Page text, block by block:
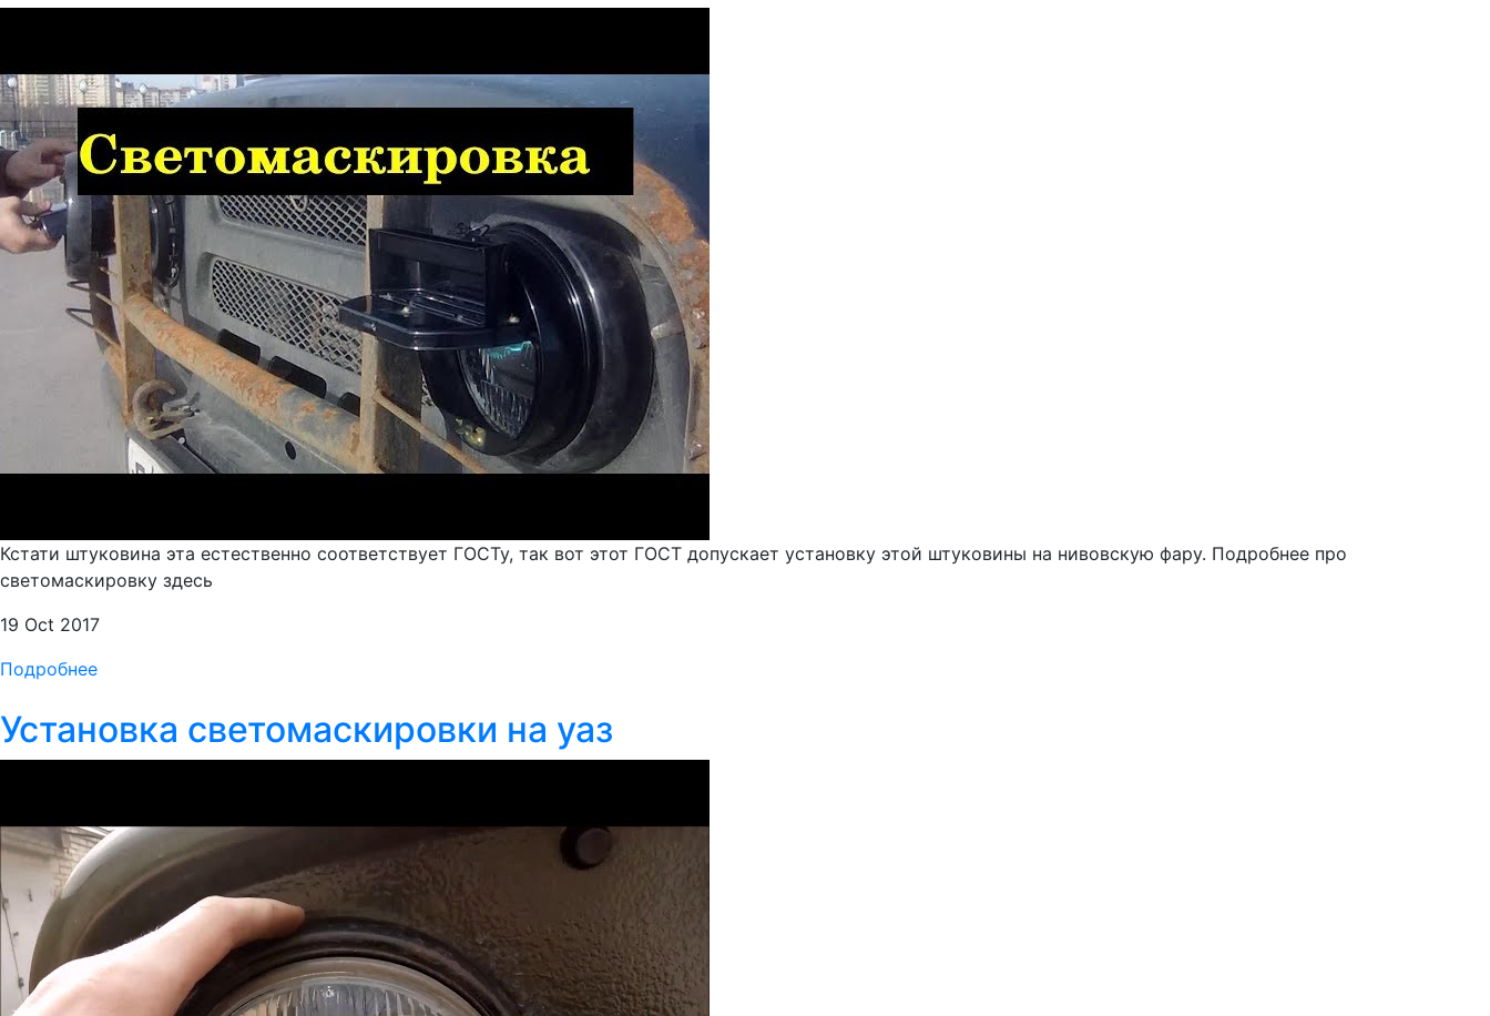
Кстати штуковина эта естественно соответствует ГОСТу, так вот этот ГОСТ допускает установку этой штуковины на нивовскую фару. Подробнее про
светомаскировку здесь
19 Oct 2017
Подробнее
Установка светомаскировки на уаз